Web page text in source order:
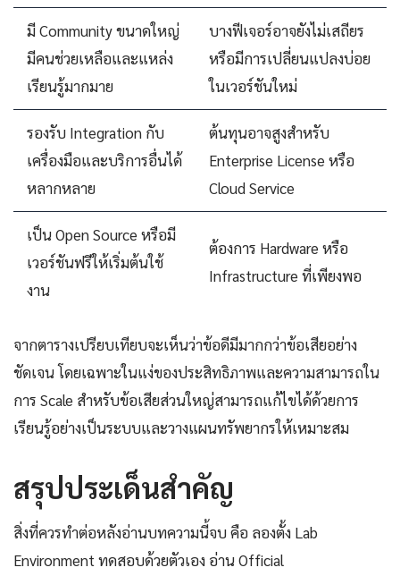
มี Community ขนาดใหญ่
มีคนช่วยเหลือและแหล่ง
เรียนรู้มากมาย
บางฟีเจอร์อาจยังไม่เสถียร
หรือมีการเปลี่ยนแปลงบ่อย
ในเวอร์ชันใหม่
รองรับ Integration กับ
เครื่องมือและบริการอื่นได้
หลากหลาย
ต้นทุนอาจสูงสำหรับ
Enterprise License หรือ
Cloud Service
เป็น Open Source หรือมี
เวอร์ชันฟรีให้เริ่มต้นใช้
งาน
ต้องการ Hardware หรือ
Infrastructure ที่เพียงพอ
จากตารางเปรียบเทียบจะเห็นว่าข้อดีมีมากกว่าข้อเสียอย่าง
ชัดเจน โดยเฉพาะในแง่ของประสิทธิภาพและความสามารถใน
การ Scale สำหรับข้อเสียส่วนใหญ่สามารถแก้ไขได้ด้วยการ
เรียนรู้อย่างเป็นระบบและวางแผนทรัพยากรให้เหมาะสม
สรุปประเด็นสำคัญ
สิ่งที่ควรทำต่อหลังอ่านบทความนี้จบ คือ ลองตั้ง Lab
Environment ทดสอบด้วยตัวเอง อ่าน Official